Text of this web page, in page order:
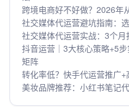
跨境电商好不好做？2026年
社交媒体代运营避坑指南：
社交媒体代运营实战：3个
抖音运营｜3大核心策略+5
矩阵
转化率低？快手代运营推广
美妆品牌推荐：小红书笔记